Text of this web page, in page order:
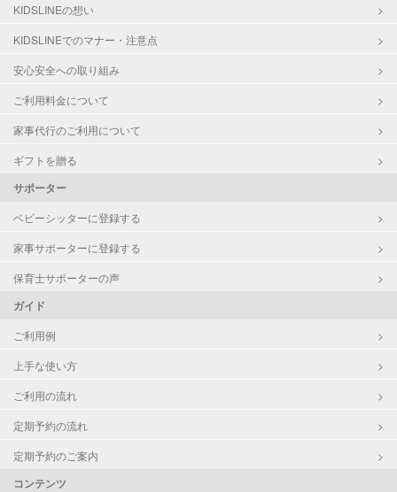
KIDSLINEの想い
KIDSLINEでのマナー・注意点
安心安全への取り組み
ご利用料金について
家事代行のご利用について
ギフトを贈る
サポーター
ベビーシッターに登録する
家事サポーターに登録する
保育士サポーターの声
ガイド
ご利用例
上手な使い方
ご利用の流れ
定期予約の流れ
定期予約のご案内
コンテンツ